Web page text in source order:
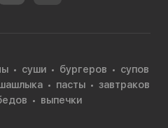
суши бургеров
супов
пасты
завтраков
выпечки